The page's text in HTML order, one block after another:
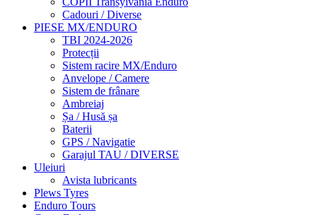
Cadouri / Diverse
PIESE MX/ENDURO
TBI 2024-2026
Protecții
Sistem racire MX/Enduro
Anvelope / Camere
Sistem de frânare
Ambreiaj
Șa / Husă șa
Baterii
GPS / Navigatie
Garajul TAU / DIVERSE
Uleiuri
Avista lubricants
Plews Tyres
Enduro Tours